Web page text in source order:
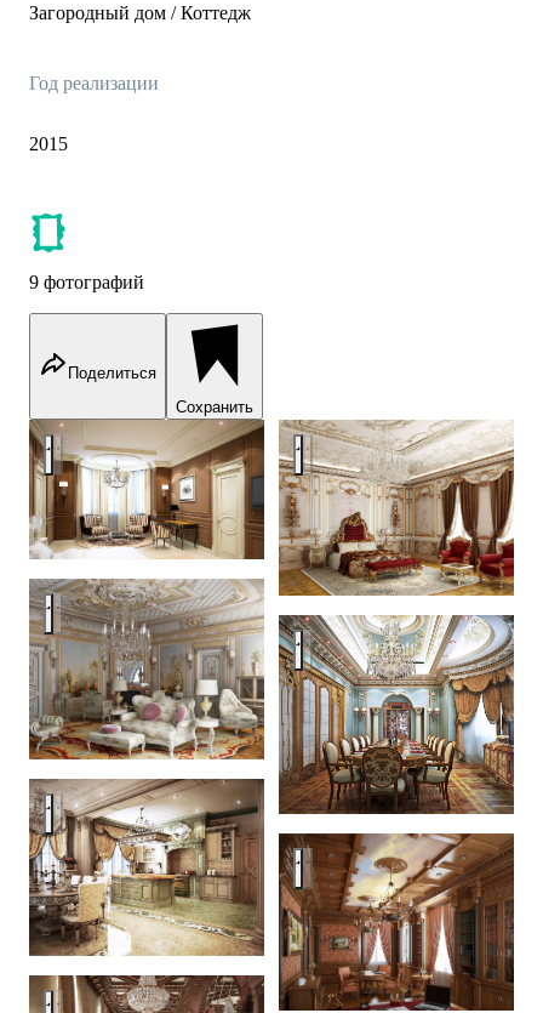
Загородный дом / Коттедж
Год реализации
2015
9 фотографий
Поделиться
Сохранить
Classic design - Barvikha. MoscowClassic design - Barvikha.
Classic design - Barvikha. Moscow
Classic design - Barvikha.
Classic design - Barvikha. Moscow
Classic design - Barvikha.
Classic design - Barvikha. Moscow